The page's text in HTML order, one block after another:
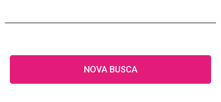
NOVA BUSCA